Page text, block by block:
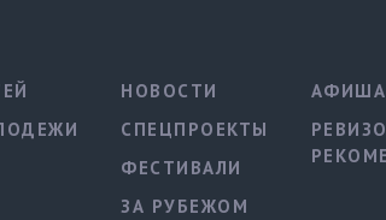
НОВОСТИ
СПЕЦПРОЕКТЫ
ФЕСТИВАЛИ
ЗА РУБЕЖОМ
АФИША